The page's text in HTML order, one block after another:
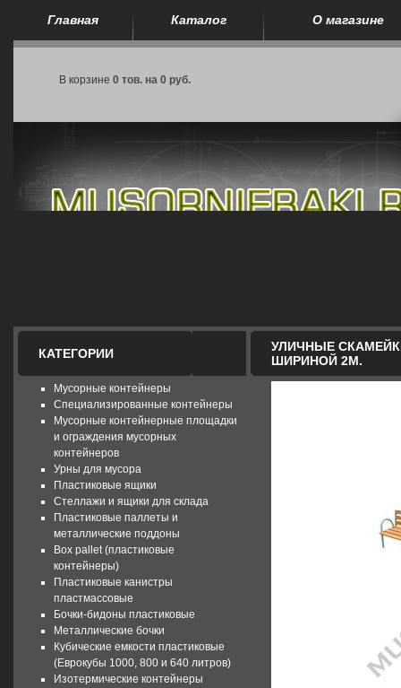
Главная Каталог О магазине
В корзине 0 тов. на 0 руб.
КАТЕГОРИИ
Мусорные контейнеры
Специализированные контейнеры
Мусорные контейнерные площадки
и ограждения мусорных
контейнеров
Урны для мусора
Пластиковые ящики
Стеллажи и ящики для склада
Пластиковые паллеты и
металлические поддоны
Box pallet (пластиковые
контейнеры)
Пластиковые канистры
пластмассовые
Бочки-бидоны пластиковые
Металлические бочки
Кубические емкости пластиковые
(Еврокубы 1000, 800 и 640 литров)
Изотермические контейнеры
УЛИЧНЫЕ
ШИРИНОЙ 2М.